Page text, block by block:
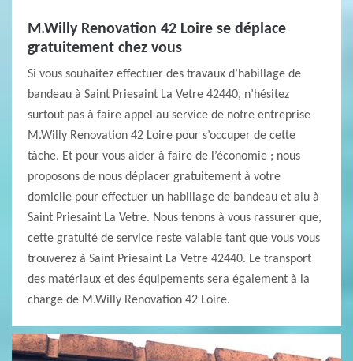
M.Willy Renovation 42 Loire se déplace
gratuitement chez vous
Si vous souhaitez effectuer des travaux d’habillage de
bandeau à Saint Priesaint La Vetre 42440, n’hésitez
surtout pas à faire appel au service de notre entreprise
M.Willy Renovation 42 Loire pour s’occuper de cette
tâche. Et pour vous aider à faire de l’économie ; nous
proposons de nous déplacer gratuitement à votre
domicile pour effectuer un habillage de bandeau et alu à
Saint Priesaint La Vetre. Nous tenons à vous rassurer que,
cette gratuité de service reste valable tant que vous vous
trouverez à Saint Priesaint La Vetre 42440. Le transport
des matériaux et des équipements sera également à la
charge de M.Willy Renovation 42 Loire.